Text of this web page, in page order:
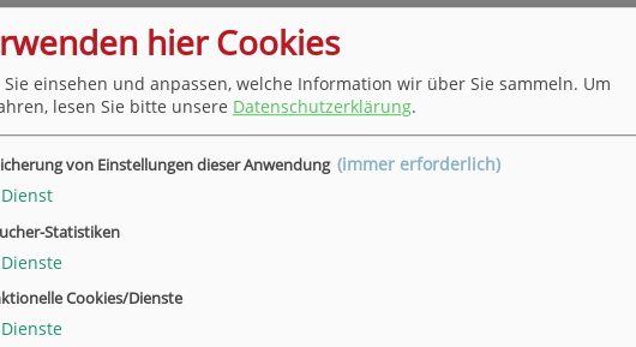
Staufenberg 26H57495
Göttingen 26H43003
468,90 €
hier Cookies
einsehen und anpassen, welche Information wir über Sie sammeln. Um
lesen Sie bitte unsere Datenschutzerklärung.
von Einstellungen dieser Anwendung (immer erforderlich)
Dienst
Statistiken
Dienste
Cookies/Dienste
Dienste